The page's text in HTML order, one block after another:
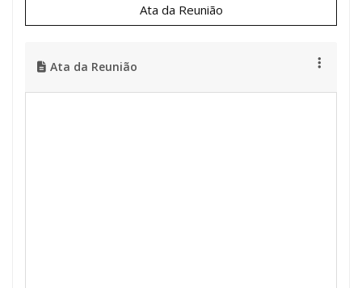
Ata da Reunião
Ata da Reunião